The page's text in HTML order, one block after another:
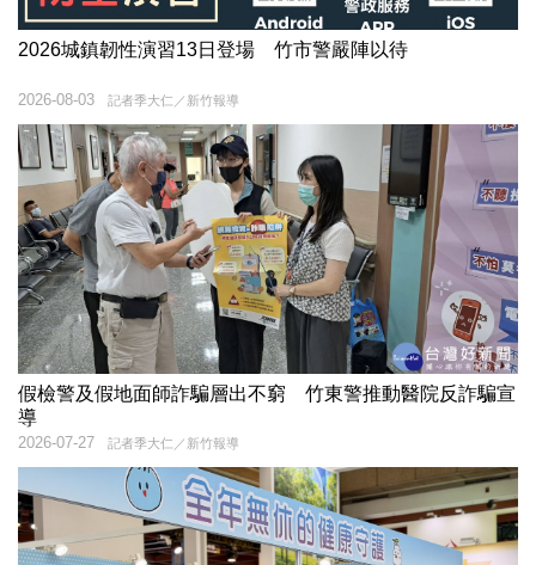
2026城鎮韌性演習13日登場 竹市警嚴陣以待
記者季大仁／新竹報導
2026-08-03
假檢警及假地面師詐騙層出不窮 竹東警推動醫院反詐騙宣
導
記者季大仁／新竹報導
2026-07-27